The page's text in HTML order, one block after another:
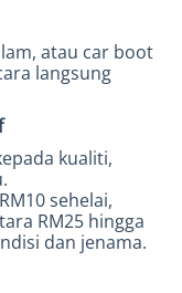
atau car boot
langsung
kualiti,
sehelai,
RM25 hingga
dan jenama.